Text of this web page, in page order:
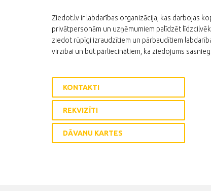
Ziedot.lv ir labdarības organizācija, kas darbojas
privātpersonām un uzņēmumiem palīdzēt
ziedot rūpīgi izraudzītiem un pārbaudītiem
virzībai un būt pārliecinātiem, ka ziedojums
KONTAKTI
REKVIZĪTI
DĀVANU KARTES